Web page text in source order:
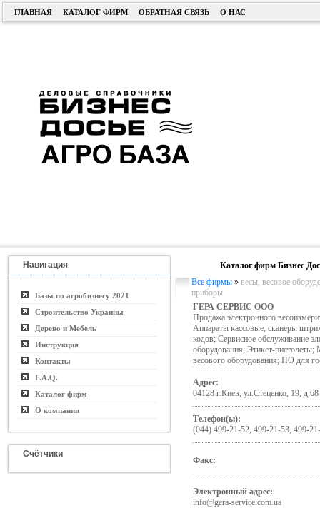
ГЛАВНАЯ КАТАЛОГ ФИРМ ОБРАТНАЯ СВЯЗЬ О НАС
Навигация
Базы по агробизнесу 2021
Строительство Украины
Дерево и Мебель
Инструкция
Контакты
F.A.Q.
Каталог фирм
О компании
Счётчики
Каталог фирм Бизнес
Все фирмы » весы, весовое
приборы
ГЕРА СЕРВИС ООО
Продажа электронного
Аппараты кассовые, сканеры
кодов; Сервисное обслуживание
оборудования; Этикет-
весового оборудования; ПО для
Адрес:
04128 г.Киев, ул.Стеценко, 19, д.68
Телефон(ы):
(044) 499-21-52, 499-21-53, 499-
Факс:
Электронный адрес:
info@gera-service.com.ua